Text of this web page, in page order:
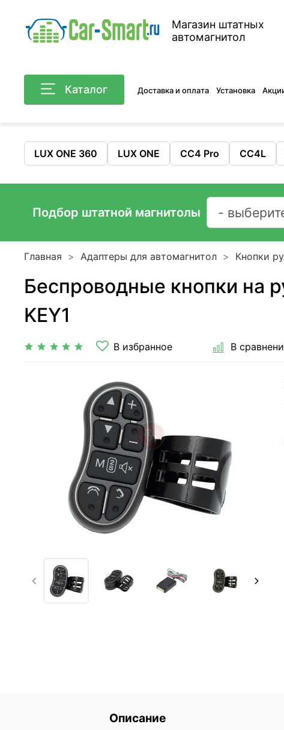
Магазин штатных
автомагнитол
Каталог Доставка и оплата Установка
LUX ONE 360 LUX ONE CC4 Pro CC4L
Подбор штатной магнитолы
Главная Адаптеры для автомагнитол Кнопки
Беспроводные кнопки на
KEY1
В избранное В
Описание